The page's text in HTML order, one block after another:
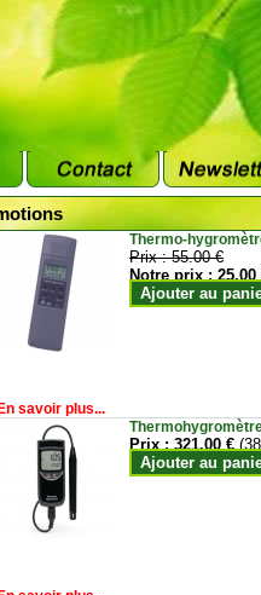
Thermo-
Prix :55.00 €
Notre prix :25.00
Ajouter au
En savoir plus...
Prix :321.00 €
Ajouter au